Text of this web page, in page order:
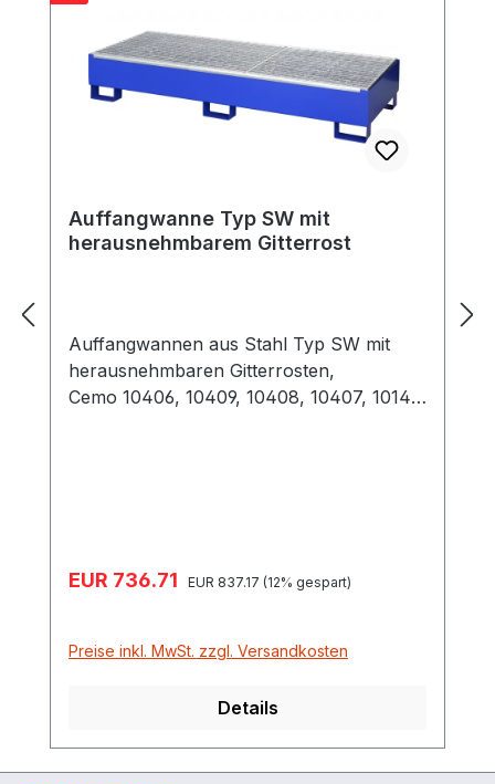
Auffangwanne Typ SW mit
herausnehmbarem Gitterrost
Auffangwannen aus Stahl Typ SW mit
herausnehmbaren Gitterrosten,
Cemo 10406, 10409, 10408, 10407, 10141,
Unterschiedliche Varianten bieten für jede
100 mm Bodenfreiheit für allseitige
Anforderungen an den Lagerraum sind zu
beachten. (Brandschutz, Ex-Schutz)
Verkaufspreis:
EUR 736.71 Regulärer Preis:
EUR 837.17 (12% gespart)
Preise inkl. MwSt. zzgl. Versandkosten
Details